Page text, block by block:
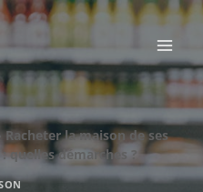
Racheter la maison de ses
quelles démarches ?